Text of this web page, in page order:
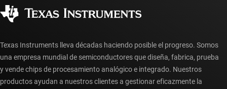
Preguntas frecuentes sobre la cuenta myTI
Texas Instruments lleva décadas haciendo posible el progreso. Somos
una empresa mundial de semiconductores que diseña, fabrica, prueba
y vende chips de procesamiento analógico e integrado. Nuestros
productos ayudan a nuestros clientes a gestionar eficazmente la